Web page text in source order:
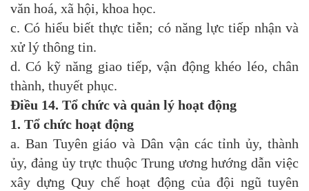
văn hoá, xã hội, khoa học.
c. Có hiểu biết thực tiễn; có năng lực tiếp nhận và
xử lý thông tin.
d. Có kỹ năng giao tiếp, vận động khéo léo, chân
thành, thuyết phục.
Điều 14. Tổ chức và quản lý hoạt động
1. Tổ chức hoạt động
a. Ban Tuyên giáo và Dân vận các tỉnh ủy, thành
ủy, đảng ủy trực thuộc Trung ương hướng dẫn việc
xây dựng Quy chế hoạt động của đội ngũ tuyên